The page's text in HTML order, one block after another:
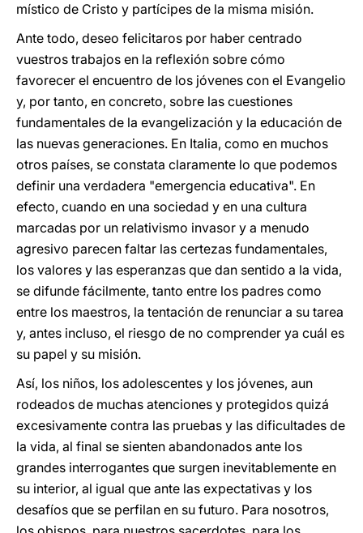
místico de Cristo y partícipes de la misma misión.
Ante todo, deseo felicitaros por haber centrado
vuestros trabajos en la reflexión sobre cómo
favorecer el encuentro de los jóvenes con el Evangelio
y, por tanto, en concreto, sobre las cuestiones
fundamentales de la evangelización y la educación de
las nuevas generaciones. En Italia, como en muchos
otros países, se constata claramente lo que podemos
definir una verdadera "emergencia educativa". En
efecto, cuando en una sociedad y en una cultura
marcadas por un relativismo invasor y a menudo
agresivo parecen faltar las certezas fundamentales,
los valores y las esperanzas que dan sentido a la vida,
se difunde fácilmente, tanto entre los padres como
entre los maestros, la tentación de renunciar a su tarea
y, antes incluso, el riesgo de no comprender ya cuál es
su papel y su misión.
Así, los niños, los adolescentes y los jóvenes, aun
rodeados de muchas atenciones y protegidos quizá
excesivamente contra las pruebas y las dificultades de
la vida, al final se sienten abandonados ante los
grandes interrogantes que surgen inevitablemente en
su interior, al igual que ante las expectativas y los
desafíos que se perfilan en su futuro. Para nosotros,